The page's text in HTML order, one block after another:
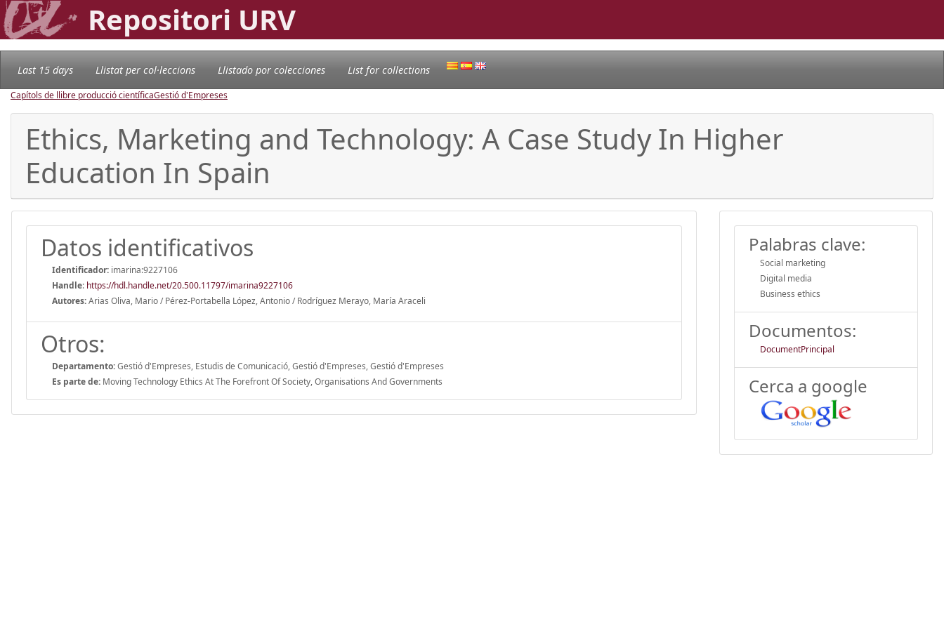
Repositori URV
Last 15 days Llistat per col·leccions Llistado por colecciones List for collections
Capítols de llibre producció científicaGestió d'Empreses
Ethics, Marketing and Technology: A Case Study In Higher
Education In Spain
Datos identificativos
Identificador: imarina:9227106
Handle: https://hdl.handle.net/20.500.11797/imarina9227106
Autores:Arias Oliva, Mario / Pérez-Portabella López, Antonio / Rodríguez Merayo, María Araceli
Otros:
Departamento:Gestió d'Empreses, Estudis de Comunicació, Gestió d'Empreses, Gestió d'Empreses
Es parte de: Moving Technology Ethics At The Forefront Of Society, Organisations And Governments
Palabras clave:
Social marketing
Digital media
Business ethics
Documentos:
DocumentPrincipal
Cerca a google